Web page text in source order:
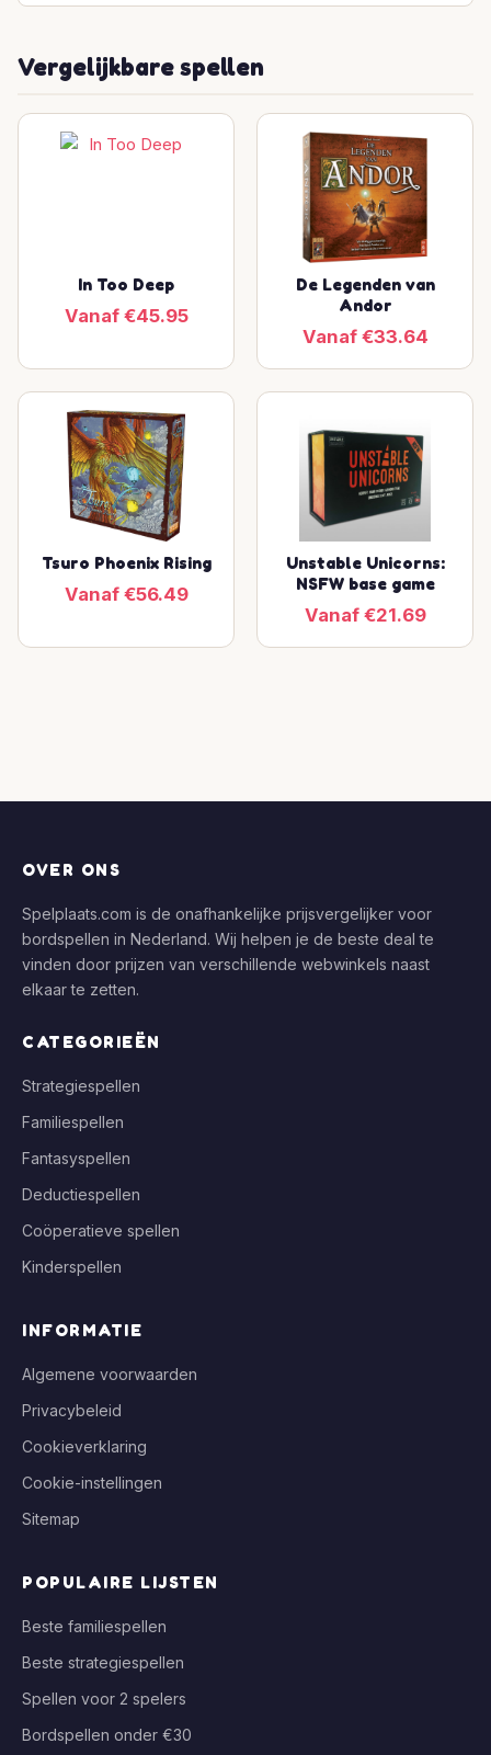
Vergelijkbare spellen
In Too Deep
Vanaf €45.95
De Legenden van
Andor
Vanaf €33.64
Tsuro Phoenix Rising
Vanaf €56.49
Unstable Unicorns:
NSFW base game
Vanaf €21.69
OVER ONS
Spelplaats.com is de onafhankelijke prijsvergelijker voor
bordspellen in Nederland. Wij helpen je de beste deal te
vinden door prijzen van verschillende webwinkels naast
elkaar te zetten.
CATEGORIEËN
Strategiespellen
Familiespellen
Fantasyspellen
Deductiespellen
Coöperatieve spellen
Kinderspellen
INFORMATIE
Algemene voorwaarden
Privacybeleid
Cookieverklaring
Cookie-instellingen
Sitemap
POPULAIRE LIJSTEN
Beste familiespellen
Beste strategiespellen
Spellen voor 2 spelers
Bordspellen onder €30